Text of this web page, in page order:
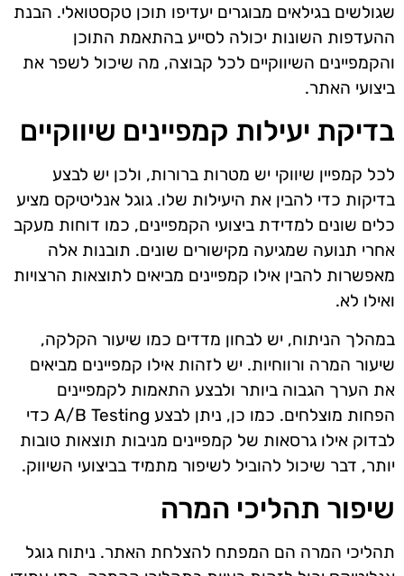
שגולשים בגילאים מבוגרים יעדיפו תוכן טקסטואלי. הבנת
ההעדפות השונות יכולה לסייע בהתאמת התוכן
והקמפיינים השיווקיים לכל קבוצה, מה שיכול לשפר את
ביצועי האתר.
בדיקת יעילות קמפיינים שיווקיים
לכל קמפיין שיווקי יש מטרות ברורות, ולכן יש לבצע
בדיקות כדי להבין את היעילות שלו. גוגל אנליטיקס מציע
כלים שונים למדידת ביצועי הקמפיינים, כמו דוחות מעקב
אחרי תנועה שמגיעה מקישורים שונים. תובנות אלה
מאפשרות להבין אילו קמפיינים מביאים לתוצאות הרצויות
ואילו לא.
במהלך הניתוח, יש לבחון מדדים כמו שיעור הקלקה,
שיעור המרה ורווחיות. יש לזהות אילו קמפיינים מביאים
את הערך הגבוה ביותר ולבצע התאמות לקמפיינים
הפחות מוצלחים. כמו כן, ניתן לבצע A/B Testing כדי
לבדוק אילו גרסאות של קמפיינים מניבות תוצאות טובות
יותר, דבר שיכול להוביל לשיפור מתמיד בביצועי השיווק.
שיפור תהליכי המרה
תהליכי המרה הם המפתח להצלחת האתר. ניתוח גוגל